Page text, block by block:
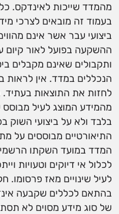
מהמדד שייכות לאינדקס.
בעמוד זה מובאים לצרכי
ביצועי עבר אשר אינם
ההשקעה בפועל לאור קיום
ותקבולים שאינם מקבלים
הנכללים במדד. אין לראות
לחזות את התוצאות בעתיד.
מהמידע המוצג לעיל מבוסס
בלבד ולא על ביצועי השוק
התיאורטיים מבוססים על
המדד במועד השקתו
לכלול אי דיוקים וטעויות
לעיל שינויים מאז פרסומו.
בהתאם לכללים שקבעה